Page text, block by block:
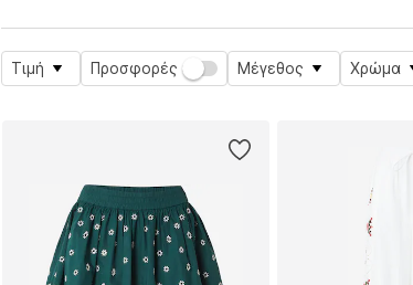
Τιμή Προσφορές Μέγεθος Χρώμα